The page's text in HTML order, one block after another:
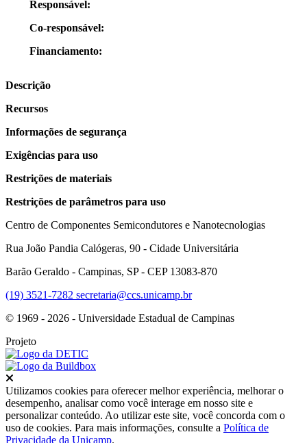
Responsável:
Co-responsável:
Financiamento:
Descrição
Recursos
Informações de segurança
Exigências para uso
Restrições de materiais
Restrições de parâmetros para uso
Centro de Componentes Semicondutores e Nanotecnologias
Rua João Pandia Calógeras, 90 - Cidade Universitária
Barão Geraldo - Campinas, SP - CEP 13083-870
(19) 3521-7282 secretaria@ccs.unicamp.br
© 1969 - 2026 - Universidade Estadual de Campinas
Projeto
Utilizamos cookies para oferecer melhor experiência, melhorar o
desempenho, analisar como você interage em nosso site e
personalizar conteúdo. Ao utilizar este site, você concorda com o
uso de cookies. Para mais informações, consulte a Política de
Privacidade da Unicamp.